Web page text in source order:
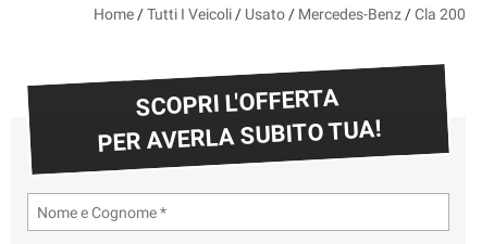
Home /Tutti I Veicoli / Usato / Mercedes-Benz /Cla 200
SCOPRI L'OFFERTA
PER AVERLA SUBITO TUA!